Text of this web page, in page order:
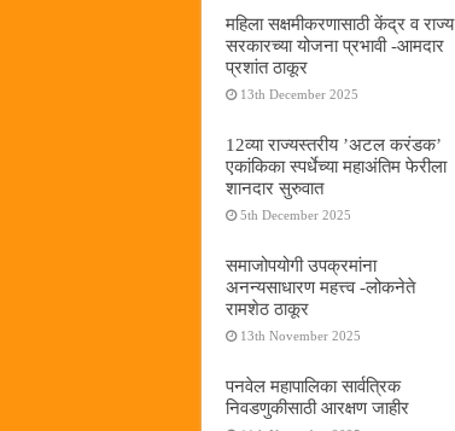
महिला सक्षमीकरणासाठी केंद्र व राज्य
सरकारच्या योजना प्रभावी -आमदार
प्रशांत ठाकूर
13th December 2025
12व्या राज्यस्तरीय ’अटल करंडक’
एकांकिका स्पर्धेच्या महाअंतिम फेरीला
शानदार सुरुवात
5th December 2025
समाजोपयोगी उपक्रमांना
अनन्यसाधारण महत्त्व -लोकनेते
रामशेठ ठाकूर
13th November 2025
पनवेल महापालिका सार्वत्रिक
निवडणुकीसाठी आरक्षण जाहीर